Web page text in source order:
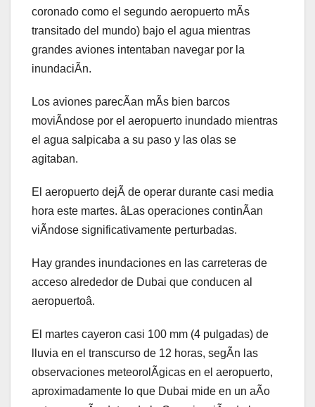
coronado como el segundo aeropuerto mÃs
transitado del mundo) bajo el agua mientras
grandes aviones intentaban navegar por la
inundaciÃn.
Los aviones parecÃan mÃs bien barcos
moviÃndose por el aeropuerto inundado mientras
el agua salpicaba a su paso y las olas se
agitaban.
El aeropuerto dejÃ de operar durante casi media
hora este martes. âLas operaciones continÃan
viÃndose significativamente perturbadas.
Hay grandes inundaciones en las carreteras de
acceso alrededor de Dubai que conducen al
aeropuertoâ.
El martes cayeron casi 100 mm (4 pulgadas) de
lluvia en el transcurso de 12 horas, segÃn las
observaciones meteorolÃgicas en el aeropuerto,
aproximadamente lo que Dubai mide en un aÃo